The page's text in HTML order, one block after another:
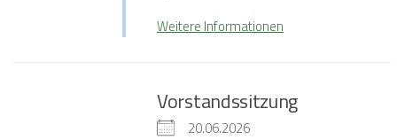
Weitere Informationen
Vorstandssitzung
20.06.2026